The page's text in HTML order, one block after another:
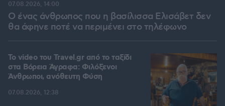
Ο ένας άνθρωπος που η βασίλισσα Ελισάβετ δεν
θα άφηνε ποτέ να περιμένει στο τηλέφωνο
07.08.2026, 14:00
To video του Travel.gr από το ταξίδι
στα Βόρεια Άγραφα: Φιλόξενοι
Άνθρωποι, ανόθευτη Φύση
07.08.2026, 12:38